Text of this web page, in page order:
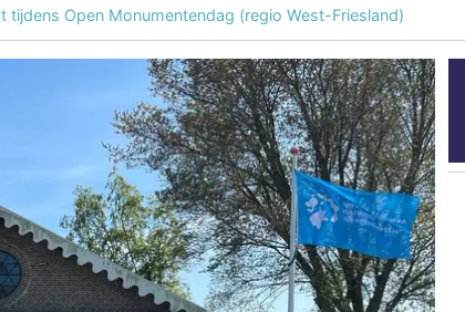
tijdens Open Monumentendag (regio West-Friesland)